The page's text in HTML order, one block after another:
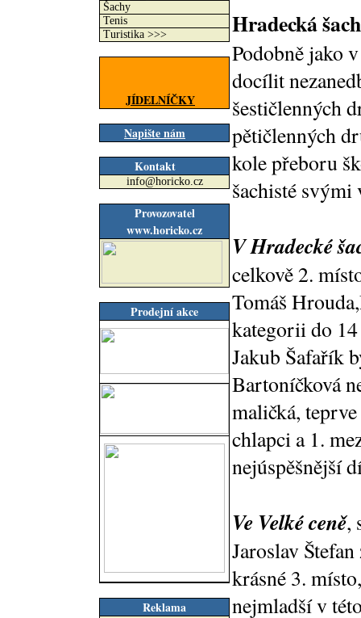
Šachy
Tenis
Turistika >>>
JÍDELNÍČKY
Napište nám
Kontakt
info@horicko.cz
Provozovatel
www.horicko.cz
Prodejní akce
Reklama
Hradecká
Podobně jako
docílit
šestičlenných
pětičlenných
kole přeboru
šachisté
V Hradecké
celkově 2.
Tomáš
kategorii do
Jakub Šafařík
Bartoníčková
maličká,
chlapci a 1.
nejúspěšnější
Ve Velké ceně,
Jaroslav
krásné 3.
nejmladší v